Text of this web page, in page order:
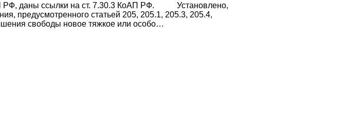
РФ, даны ссылки на ст. 7.30.3 КоАП РФ. Установлено,
предусмотренного статьей 205, 205.1, 205.3, 205.4,
свободы новое тяжкое или особо…